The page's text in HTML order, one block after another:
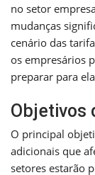
no setor
mudanças
cenário das
os empresários
preparar para
Objetivos
O principal
adicionais que
setores estarão